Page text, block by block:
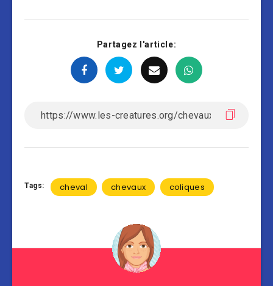
Partagez l'article:
Tags: cheval chevaux coliques